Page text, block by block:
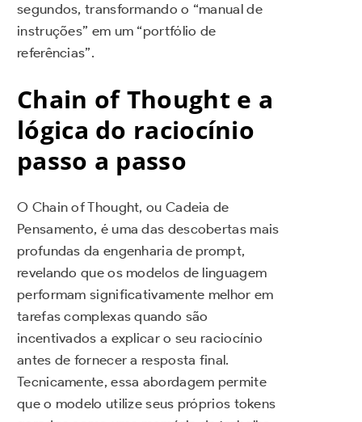
segundos, transformando o “manual de
instruções” em um “portfólio de
referências”.
Chain of Thought e a
lógica do raciocínio
passo a passo
O Chain of Thought, ou Cadeia de
Pensamento, é uma das descobertas mais
profundas da engenharia de prompt,
revelando que os modelos de linguagem
performam significativamente melhor em
tarefas complexas quando são
incentivados a explicar o seu raciocínio
antes de fornecer a resposta final.
Tecnicamente, essa abordagem permite
que o modelo utilize seus próprios tokens